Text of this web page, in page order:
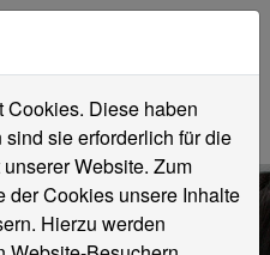
Cookies. Diese haben
sie erforderlich für die
Website. Zum
der Cookies unsere Inhalte
Hierzu werden